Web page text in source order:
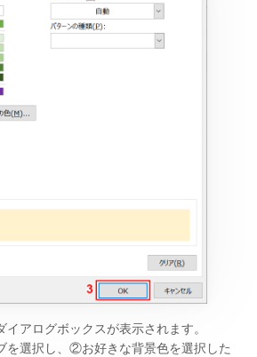
イアログボックスが表示されます。
選択し、②お好きな背景色を選択した